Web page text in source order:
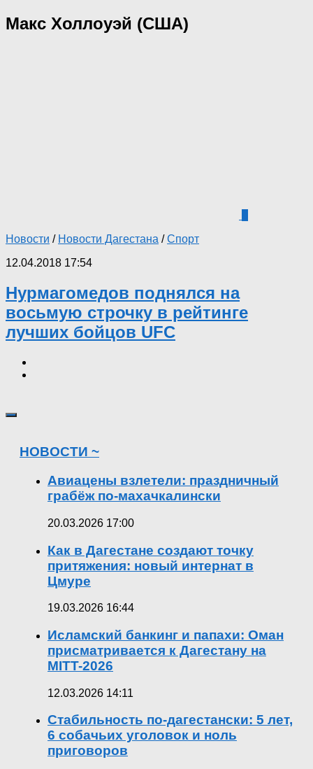
Макс Холлоуэй (США)
Новости / Новости Дагестана /Спорт
12.04.2018 17:54
Нурмагомедов поднялся на
восьмую строчку в рейтинге
лучших бойцов UFC
НОВОСТИ ~
Авиацены взлетели: праздничный
грабёж по-махачкалински
20.03.2026 17:00
Как в Дагестане создают точку
притяжения: новый интернат в
Цмуре
19.03.2026 16:44
Исламский банкинг и папахи: Оман
присматривается к Дагестану на
MITT-2026
12.03.2026 14:11
Стабильность по-дагестански: 5 лет,
6 собачьих уголовок и ноль
приговоров